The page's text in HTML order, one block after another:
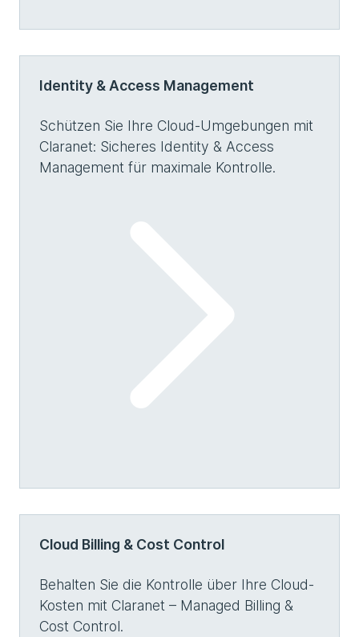
Identity & Access Management
Schützen Sie Ihre Cloud-Umgebungen mit
Claranet: Sicheres Identity & Access
Management für maximale Kontrolle.
Cloud Billing & Cost Control
Behalten Sie die Kontrolle über Ihre Cloud-
Kosten mit Claranet – Managed Billing &
Cost Control.